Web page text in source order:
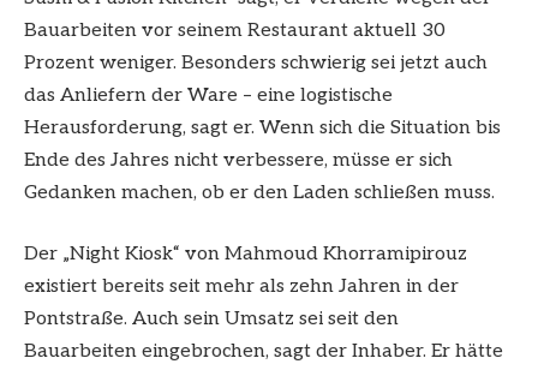
Bauarbeiten vor seinem Restaurant aktuell 30
Prozent weniger. Besonders schwierig sei jetzt auch
das Anliefern der Ware – eine logistische
Herausforderung, sagt er. Wenn sich die Situation bis
Ende des Jahres nicht verbessere, müsse er sich
Gedanken machen, ob er den Laden schließen muss.
Der „Night Kiosk“ von Mahmoud Khorramipirouz
existiert bereits seit mehr als zehn Jahren in der
Pontstraße. Auch sein Umsatz sei seit den
Bauarbeiten eingebrochen, sagt der Inhaber. Er hätte